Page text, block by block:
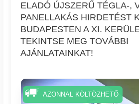
ELADÓ ÚJSZERŰ TÉGLA-,
PANELLAKÁS HIRDETÉST
BUDAPESTEN A XI.
TEKINTSE MEG TOVÁBBI
AJÁNLATAINKAT!
AZONNAL KÖLTÖZHETŐ